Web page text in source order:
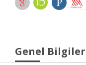
Genel Bilgiler